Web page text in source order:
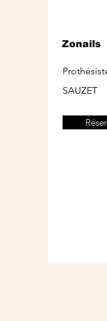
Zonails
SAUZET